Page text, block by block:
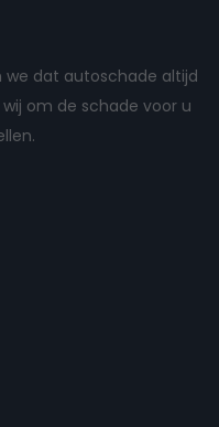
we dat autoschade altijd
om de schade voor u